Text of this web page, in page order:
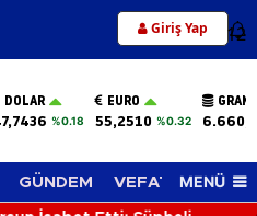
Giriş Yap 12
DOLAR
%0.18
EURO
55,2510 %0.32
GÜNDEM VEFAT EDENLER
MENÜ